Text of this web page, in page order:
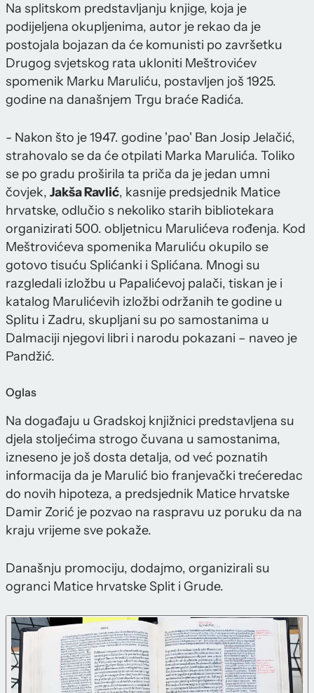
Na splitskom predstavljanju knjige, koja je
podijeljena okupljenima, autor je rekao da je
postojala bojazan da će komunisti po završetku
Drugog svjetskog rata ukloniti Meštrovićev
spomenik Marku Maruliću, postavljen još 1925.
godine na današnjem Trgu braće Radića.
- Nakon što je 1947. godine 'pao' Ban Josip Jelačić,
strahovalo se da će otpilati Marka Marulića. Toliko
se po gradu proširila ta priča da je jedan umni
čovjek, Jakša Ravlić, kasnije predsjednik Matice
hrvatske, odlučio s nekoliko starih bibliotekara
organizirati 500. obljetnicu Marulićeva rođenja. Kod
Meštrovićeva spomenika Maruliću okupilo se
gotovo tisuću Splićanki i Splićana. Mnogi su
razgledali izložbu u Papalićevoj palači, tiskan je i
katalog Marulićevih izložbi održanih te godine u
Splitu i Zadru, skupljani su po samostanima u
Dalmaciji njegovi libri i narodu pokazani – naveo je
Pandžić.
Oglas
Na događaju u Gradskoj knjižnici predstavljena su
djela stoljećima strogo čuvana u samostanima,
izneseno je još dosta detalja, od već poznatih
informacija da je Marulić bio franjevački trećeredac
do novih hipoteza, a predsjednik Matice hrvatske
Damir Zorić je pozvao na raspravu uz poruku da na
kraju vrijeme sve pokaže.
Današnju promociju, dodajmo, organizirali su
ogranci Matice hrvatske Split i Grude.